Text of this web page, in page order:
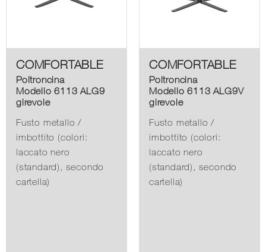
COMFORTABLE
Poltroncina
Modello 6113 ALG9
girevole
Fusto metallo /
imbottito (colori:
laccato nero
(standard), secondo
cartella)
COMFORTABLE
Poltroncina
Modello 6113 ALG9V
girevole
Fusto metallo /
imbottito (colori:
laccato nero
(standard), secondo
cartella)